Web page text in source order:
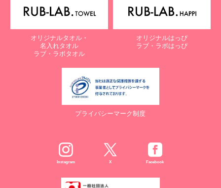
【認定個人情報保護団体の名称及び、苦情の解決の申出先】
一般財団法人日本情報経済社会推進協会
認定個人情報保護団体事務局
〒106-0032 東京都港区六本木一丁目9番9号 六本木ファースト
７. 個人情報の提供の任意性と提供されない場合に起こりうる影響
８. Cookie（クッキー）等の利用について
当社のウェブサイトでは、お客様に適したサービスや情報、広告等
オリジナルタオル・
名入れタオル
ラブ・ラボタオル
オリジナルはっぴ
ラブ・ラボはっぴ
プライバシーマーク制度
Instagram X Facebook